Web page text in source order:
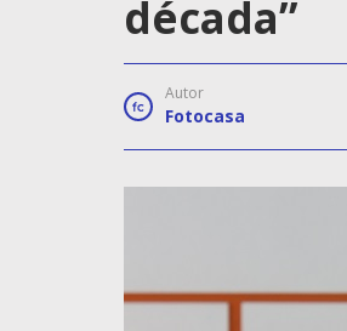
década”
Autor
Fotocasa